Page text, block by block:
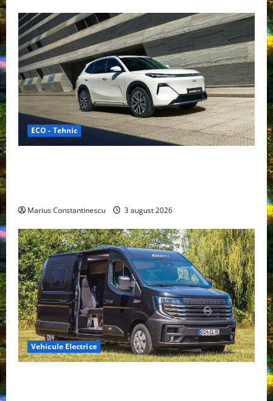
ECO - Tehnic
Marius Constantinescu 3 august 2026
Vehicule Electrice